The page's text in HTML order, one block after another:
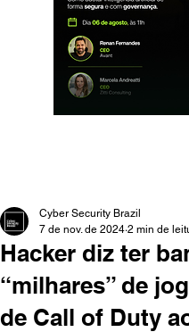
Hacker diz ter
“milhares” de
de Call of Duty
Cyber Security Brazil
7 de nov. de 2024 2 min de